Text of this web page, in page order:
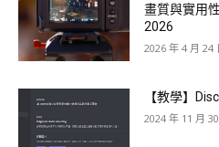
畫質與實用
2026
2026 年 4 月 24
【教學】
2024 年 11 月